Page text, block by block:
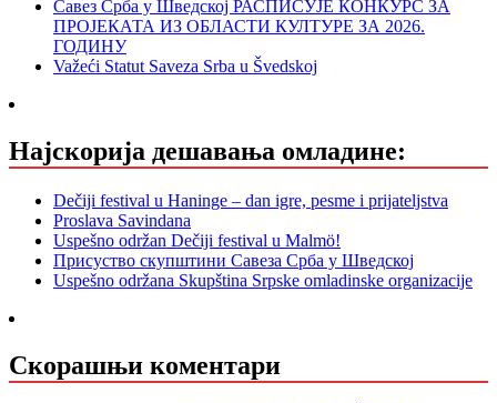
Савез Срба у Шведској РАСПИСУЈЕ КОНКУРС ЗА
ПРОЈЕКАТА ИЗ ОБЛАСТИ КУЛТУРЕ ЗА 2026.
ГОДИНУ
Važeći Statut Saveza Srba u Švedskoj
Најскорија дешавања омладине:
Dečiji festival u Haninge – dan igre, pesme i prijateljstva
Proslava Savindana
Uspešno održan Dečiji festival u Malmö!
Присуство скупштини Савеза Срба у Шведској
Uspešno održana Skupština Srpske omladinske organizacije
Скорашњи коментари